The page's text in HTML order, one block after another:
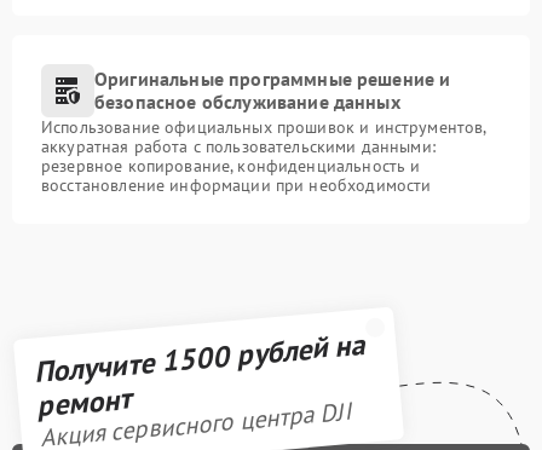
Оригинальные программные решение и
безопасное обслуживание данных
Использование официальных прошивок и инструментов,
аккуратная работа с пользовательскими данными:
резервное копирование, конфиденциальность и
восстановление информации при необходимости
Получите 1500 рублей на
ремонт
Акция сервисного центра DJI